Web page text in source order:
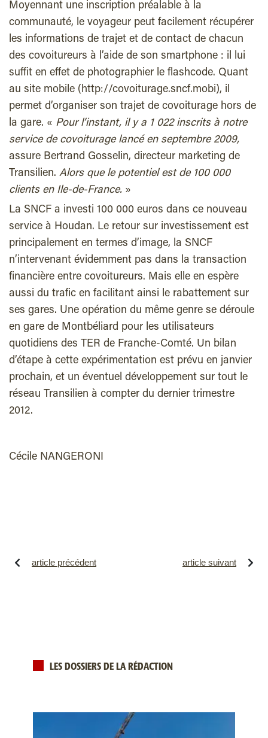
Moyennant une inscription préalable à la
communauté, le voyageur peut facilement récupérer
les informations de trajet et de contact de chacun
des covoitureurs à l’aide de son smartphone : il lui
suffit en effet de photographier le flashcode. Quant
au site mobile (http://covoiturage.sncf.mobi), il
permet d’organiser son trajet de covoiturage hors de
la gare. « Pour l’instant, il y a 1 022 inscrits à notre
service de covoiturage lancé en septembre 2009,
assure Bertrand Gosselin, directeur marketing de
Transilien. Alors que le potentiel est de 100 000
clients en Ile-de-France. »
La SNCF a investi 100 000 euros dans ce nouveau
service à Houdan. Le retour sur investissement est
principalement en termes d’image, la SNCF
n’intervenant évidemment pas dans la transaction
financière entre covoitureurs. Mais elle en espère
aussi du trafic en facilitant ainsi le rabattement sur
ses gares. Une opération du même genre se déroule
en gare de Montbéliard pour les utilisateurs
quotidiens des TER de Franche-Comté. Un bilan
d’étape à cette expérimentation est prévu en janvier
prochain, et un éventuel développement sur tout le
réseau Transilien à compter du dernier trimestre
2012.
Cécile NANGERONI
article précédent article suivant
LES DOSSIERS DE LA RÉDACTION